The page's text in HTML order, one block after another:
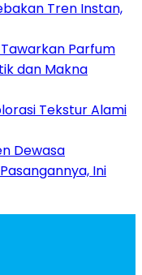
Tren Instan,
Tawarkan Parfum
dan Makna
Tekstur Alami
Dewasa
Ini